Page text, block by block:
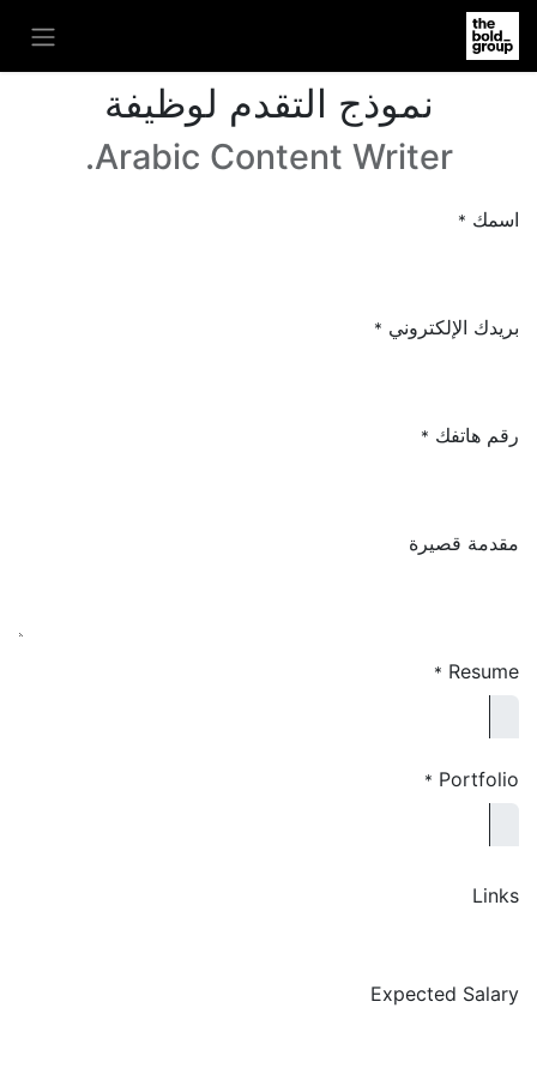
نموذج التقدم لوظيفة
Arabic Content Writer.
اسمك *
بريدك الإلكتروني *
رقم هاتفك *
مقدمة قصيرة
Resume
*
Portfolio
*
Links
Expected Salary